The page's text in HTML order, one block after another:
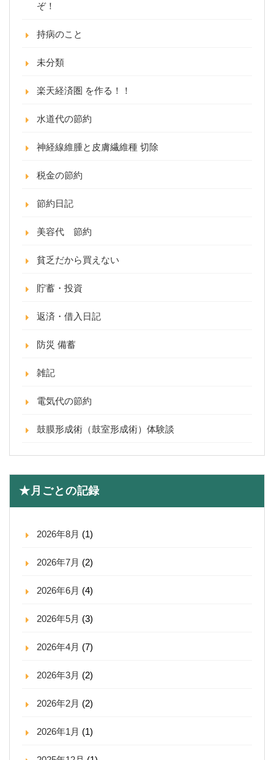
ぞ！
持病のこと
未分類
楽天経済圏 を作る！！
水道代の節約
神経線維腫と皮膚繊維種 切除
税金の節約
節約日記
美容代 節約
貧乏だから買えない
貯蓄・投資
返済・借入日記
防災 備蓄
雑記
電気代の節約
鼓膜形成術（鼓室形成術）体験談
★月ごとの記録
2026年8月 (1)
2026年7月 (2)
2026年6月 (4)
2026年5月 (3)
2026年4月 (7)
2026年3月 (2)
2026年2月 (2)
2026年1月 (1)